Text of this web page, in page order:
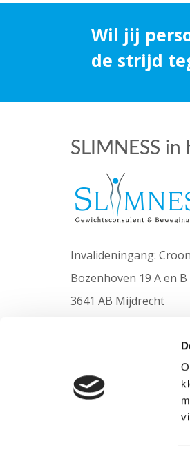
Wil jij
de strijd
SLIMNESS
Invalideningang:
Bozenhoven 19 A en B
3641 AB Mijdrecht